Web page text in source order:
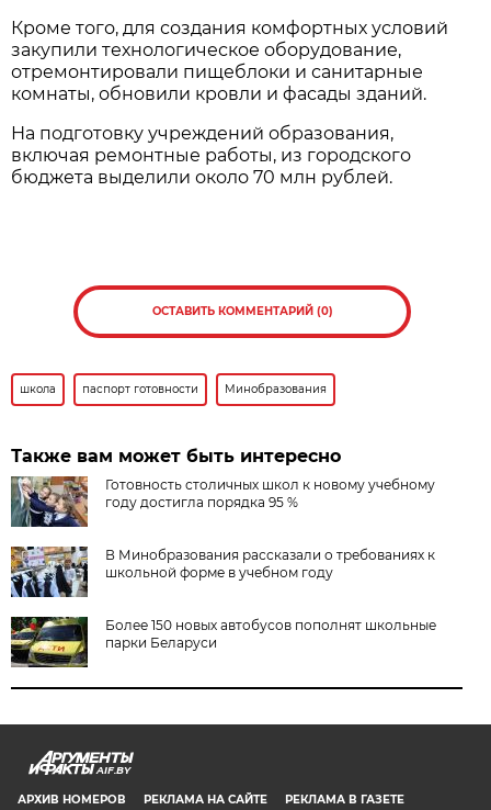
Кроме того, для создания комфортных условий
закупили технологическое оборудование,
отремонтировали пищеблоки и санитарные
комнаты, обновили кровли и фасады зданий.
На подготовку учреждений образования,
включая ремонтные работы, из городского
бюджета выделили около 70 млн рублей.
ОСТАВИТЬ КОММЕНТАРИЙ (0)
школа паспорт готовности Минобразования
Также вам может быть интересно
Готовность столичных школ к новому учебному
году достигла порядка 95 %
В Минобразования рассказали о требованиях к
школьной форме в учебном году
Более 150 новых автобусов пополнят школьные
парки Беларуси
AIF.BY
АРХИВ НОМЕРОВ РЕКЛАМА НА САЙТЕ РЕКЛАМА В ГАЗЕТЕ